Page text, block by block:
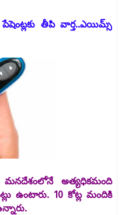
పేషెంట్లకు తీపి వార్త..ఎయిమ్స్
అత్యధికమంది
ఉంటారు. 10 కోట్ల మందికి